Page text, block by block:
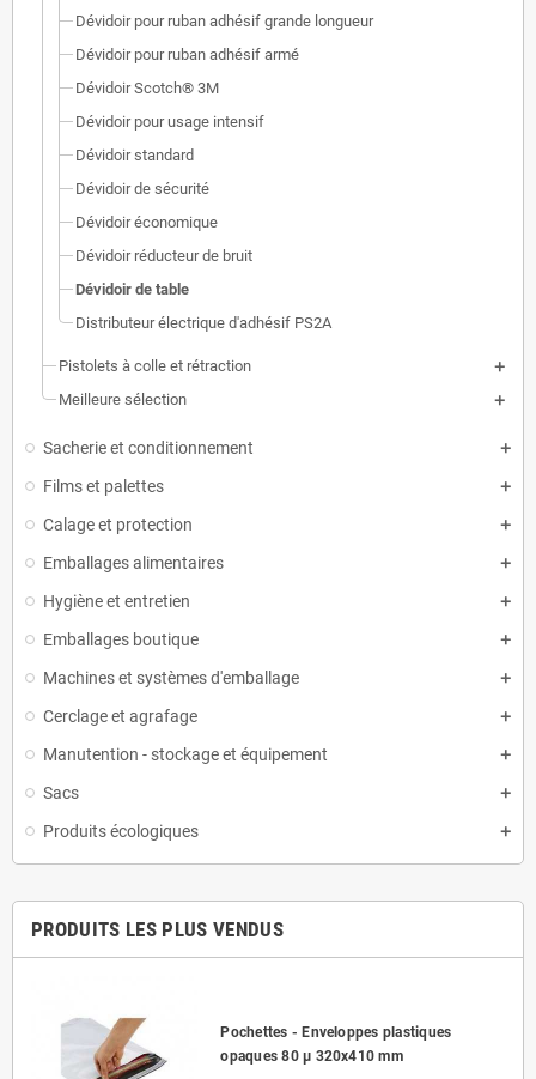
Dévidoir pour ruban adhésif grande longueur
Dévidoir pour ruban adhésif armé
Dévidoir Scotch® 3M
Dévidoir pour usage intensif
Dévidoir standard
Dévidoir de sécurité
Dévidoir économique
Dévidoir réducteur de bruit
Dévidoir de table
Distributeur électrique d'adhésif PS2A
Pistolets à colle et rétraction
Meilleure sélection
Sacherie et conditionnement
Films et palettes
Calage et protection
Emballages alimentaires
Hygiène et entretien
Emballages boutique
Machines et systèmes d'emballage
Cerclage et agrafage
Manutention - stockage et équipement
Sacs
Produits écologiques
PRODUITS LES PLUS VENDUS
Pochettes - Enveloppes plastiques
opaques 80 µ 320x410 mm